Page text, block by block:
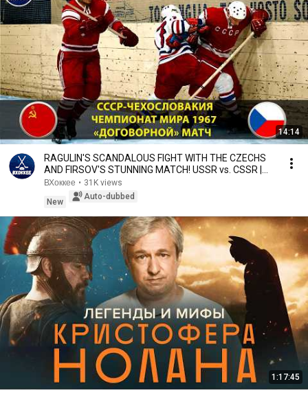
14:14
RAGULIN'S SCANDALOUS FIGHT WITH THE CZECHS
AND FIRSOV'S STUNNING MATCH! USSR vs. CSSR |
1967 Worl...
ВХоккее • 31K views
New
Auto-dubbed
1:17:45